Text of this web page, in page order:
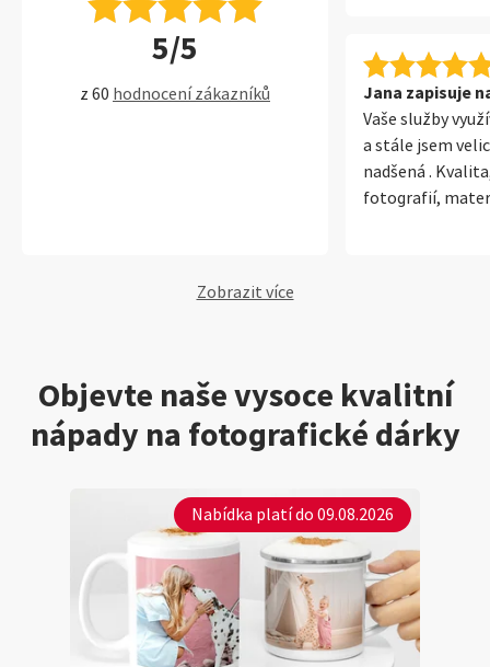
5/5
z 60 hodnocení zákazníků
děkuji a už jsem
produkty, na
těším!
Jana zapisuje
Vaše služby
a stále jsem
nadšená .
fotografií,
Zobrazit více
Objevte naše vysoce kvalitní
nápady na fotografické dárky
Nabídka platí do 09.08.2026